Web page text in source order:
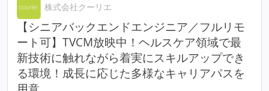
株式会社クーリエ
【シニアバックエンドエンジニア／フルリモ
ート可】TVCM放映中！ヘルスケア領域で最
新技術に触れながら着実にスキルアップでき
る環境！成長に応じた多様なキャリアパスを